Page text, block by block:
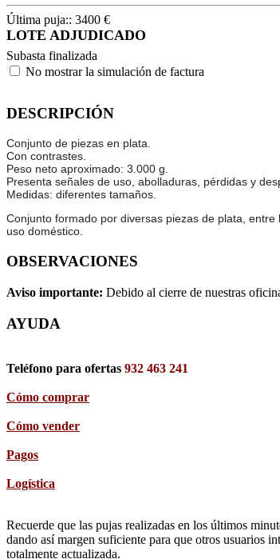
Última puja:: 3400 €
LOTE ADJUDICADO
Subasta finalizada
No mostrar la simulación de factura
DESCRIPCIÓN
Conjunto de piezas en plata.
Con contrastes.
Peso neto aproximado: 3.000 g.
Presenta señales de uso, abolladuras, pérdidas y
Medidas: diferentes tamaños.
Conjunto formado por diversas piezas de plata,
uso doméstico.
OBSERVACIONES
Aviso importante: Debido al cierre de nuestras
AYUDA
Teléfono para ofertas 932 463 241
Cómo comprar
Cómo vender
Pagos
Logística
Recuerde que las pujas realizadas en los últimos
dando así margen suficiente para que otros usuarios
totalmente actualizada.